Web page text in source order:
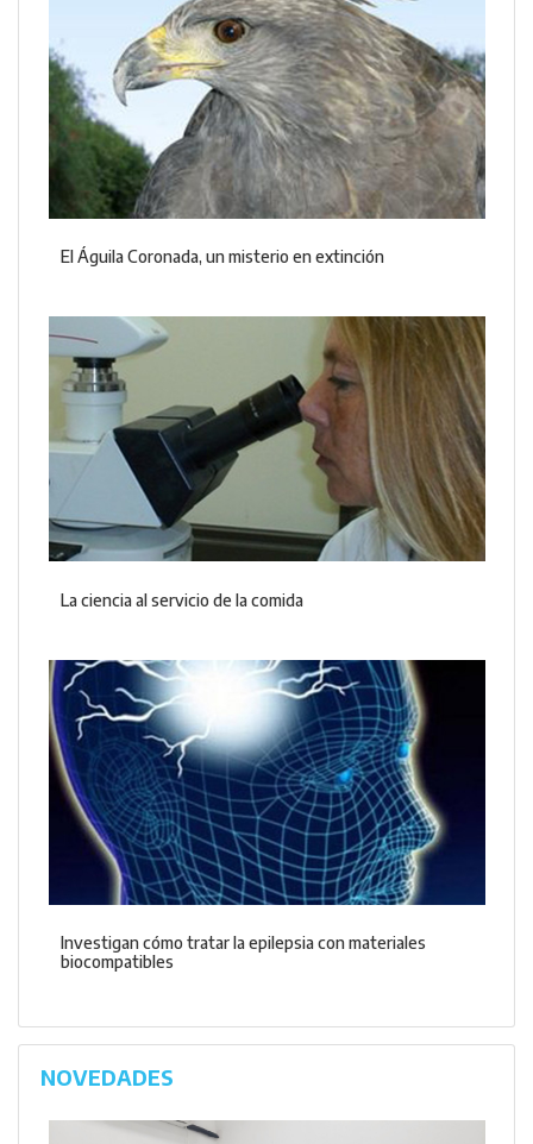
El Águila Coronada, un misterio en extinción
La ciencia al servicio de la comida
Investigan cómo tratar la epilepsia con materiales
biocompatibles
NOVEDADES